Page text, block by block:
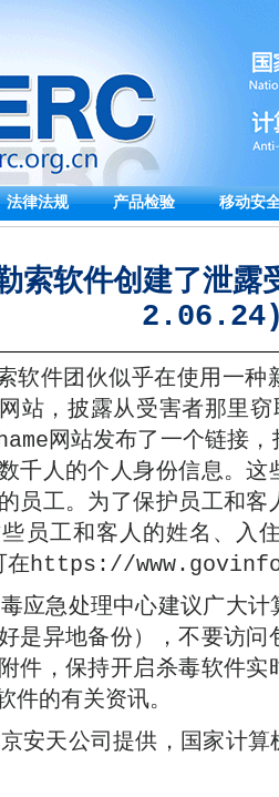
法律法规 产品检验 移动安
软件创建了泄露
件团伙似乎在使用一种
站，披露从受害者那里
网站发布了一个链接，
千人的个人身份信息。
员工。为了保护员工和
员工和客人的姓名、入
在https://
应急处理中心建议广大
是异地备份），不要访
件，保持开启杀毒软件
件的有关资讯。
安天公司提供，国家计